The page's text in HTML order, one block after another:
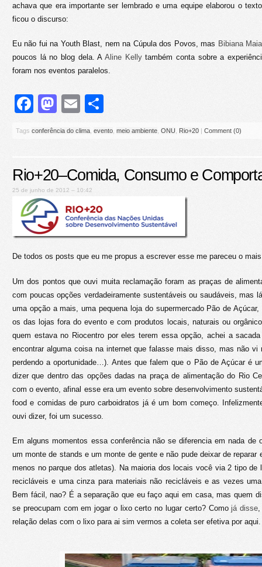
achava que era importante ser lembrado e uma equipe elaborou o
ficou o discurso:
Eu não fui na Youth Blast, nem na Cúpula dos Povos, mas Bibiana Maia
poucos lá no blog dela. A Aline Kellytambém conta sobre a
foram nos eventos paralelos.
Facebook
Mastodon
Email
Tags conferência do clima, evento, meio ambiente, ONU, Rio+20 Comment (0)
Rio+20–Comida, Consumo e
25 de junho de 2012 – 10:42
De todos os posts que eu me propus a escrever esse me pareceu o
Um dos pontos que ouvi muita reclamação foram as praças de
com poucas opções verdadeiramente sustentáveis ou saudáveis, mas
uma opção a mais, uma pequena loja do supermercado Pão de
os das lojas fora do evento e com produtos locais, naturais ou
quem estava no Riocentro por eles terem essa opção, achei a
encontrar alguma coisa na internet que falasse mais disso, mas não vi
perdendo a oportunidade…). Antes que falem que o Pão de Açúcar é
dizer que dentro das opções dadas na praça de alimentação do Rio
com o evento, afinal esse era um evento sobre desenvolvimento
food e comidas de puro carboidratos já é um bom começo.
ouvi dizer, foi um sucesso.
Em alguns momentos essa conferência não se diferencia em nada
um monte de stands e um monte de gente e não pude deixar de reparar
menos no parque dos atletas). Na maioria dos locais você via 2 tipo de
recicláveis e uma cinza para materiais não recicláveis e as vezes
Bem fácil, nao? É a separação que eu faço aqui em casa, mas quem
se preocupam com em jogar o lixo certo no lugar certo? Como já disse,
relação delas com o lixo para ai sim vermos a coleta ser efetiva por aqui.